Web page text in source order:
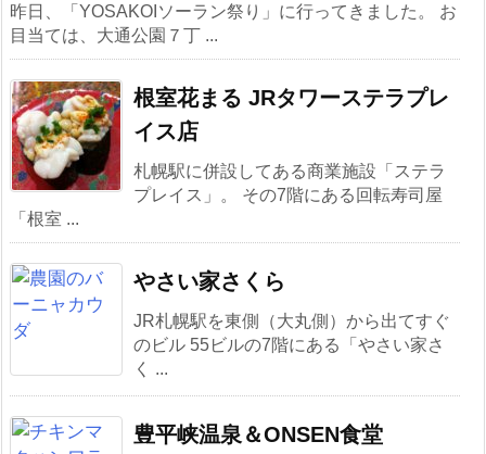
昨日、「YOSAKOIソーラン祭り」に行ってきました。 お
目当ては、大通公園７丁 ...
根室花まる JRタワーステラプレ
イス店
札幌駅に併設してある商業施設「ステラ
プレイス」。 その7階にある回転寿司屋
「根室 ...
やさい家さくら
JR札幌駅を東側（大丸側）から出てすぐ
のビル 55ビルの7階にある「やさい家さ
く ...
豊平峡温泉＆ONSEN食堂